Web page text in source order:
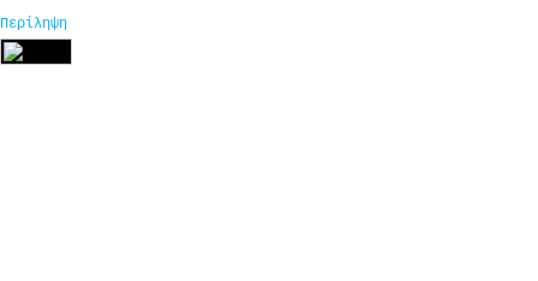
Περίληψη